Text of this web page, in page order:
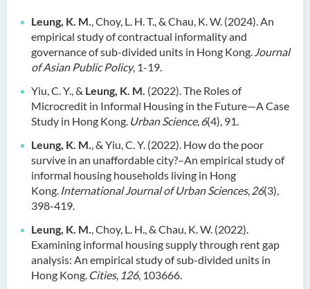
Leung, K. M., Choy, L. H. T., & Chau, K. W. (2024). An
empirical study of contractual informality and
governance of sub-divided units in Hong Kong.Journal
of Asian Public Policy, 1-19.
Yiu, C. Y., & Leung, K. M. (2022). The Roles of
Microcredit in Informal Housing in the Future—A Case
Study in Hong Kong. Urban Science,6(4), 91.
Leung, K. M., & Yiu, C. Y. (2022). How do the poor
survive in an unaffordable city?–An empirical study of
informal housing households living in Hong
Kong. International Journal of Urban Sciences,26(3),
398-419.
Leung, K. M., Choy, L. H., & Chau, K. W. (2022).
Examining informal housing supply through rent gap
analysis: An empirical study of sub-divided units in
Hong Kong. Cities, 126, 103666.